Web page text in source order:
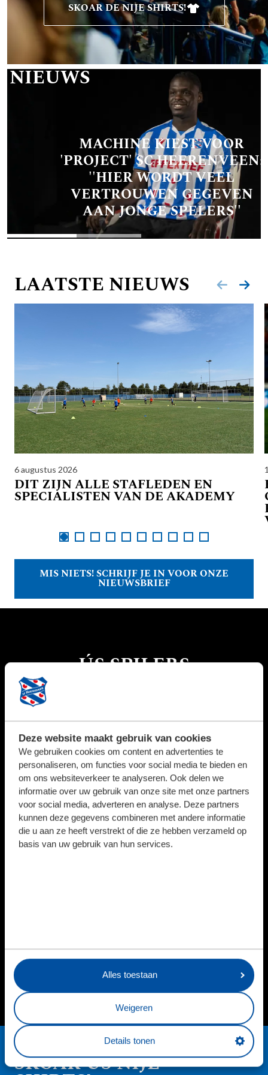
Deze website maakt gebruik van cookies
We gebruiken cookies om content en advertenties te
personaliseren, om functies voor social media te bieden en
om ons websiteverkeer te analyseren. Ook delen we
informatie over uw gebruik van onze site met onze partners
voor social media, adverteren en analyse. Deze partners
kunnen deze gegevens combineren met andere informatie
die u aan ze heeft verstrekt of die ze hebben verzameld op
basis van uw gebruik van hun services.
Alles toestaan
Weigeren
Details tonen
SKOAR DE NIJE SHIRTS!
NIEUWS
MACHINE KIEST VOOR
'PROJECT' SC HEERENVEEN:
''HIER WORDT VEEL
VERTROUWEN GEGEVEN
AAN JONGE SPELERS''
LAATSTE NIEUWS
6 augustus 2026
DIT ZIJN ALLE STAFLEDEN EN
SPECIALISTEN VAN DE AKADEMY
MIS NIETS! SCHRIJF JE IN VOOR ONZE
NIEUWSBRIEF
ÚS SPILERS
6
SPELER INFO
SKOAR ÚS NIJE